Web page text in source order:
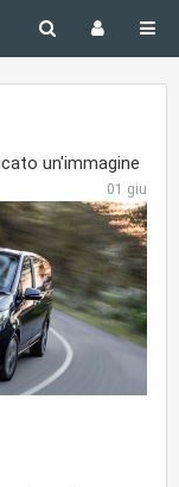
un'immagine
01 giu